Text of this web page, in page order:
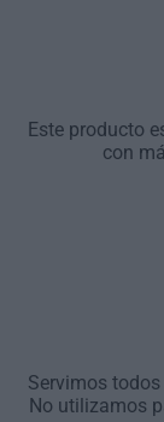
Este producto
con
Servimos
No utilizamos